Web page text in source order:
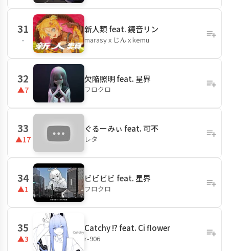
31
-
新人類 feat. 鏡音リン
marasy x じん x kemu
32
▲7
欠陥照明 feat. 星界
フロクロ
33
▲17
ぐるーみぃ feat. 可不
レタ
34
▲1
ビビビビ feat. 星界
フロクロ
35
▲3
Catchy !? feat. Ci flower
r-906